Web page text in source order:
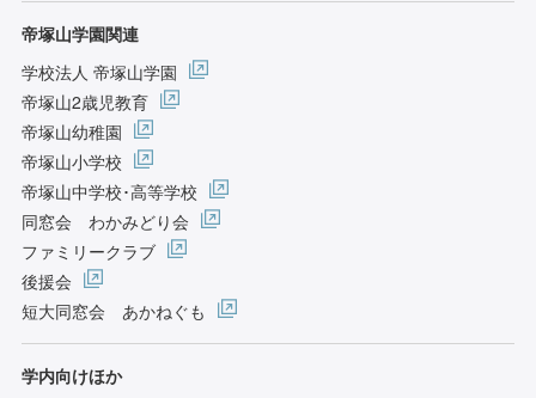
帝塚山学園関連
学校法人 帝塚山学園
帝塚山2歳児教育
帝塚山幼稚園
帝塚山小学校
帝塚山中学校･高等学校
同窓会 わかみどり会
ファミリークラブ
後援会
短大同窓会 あかねぐも
学内向けほか